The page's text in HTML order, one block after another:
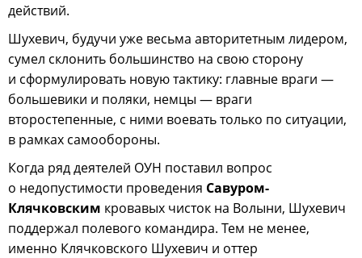
действий.
Шухевич, будучи уже весьма авторитетным лидером,
сумел склонить большинство на свою сторону
и сформулировать новую тактику: главные враги —
большевики и поляки, немцы — враги
второстепенные, с ними воевать только по ситуации,
в рамках самообороны.
Когда ряд деятелей ОУН поставил вопрос
о недопустимости проведения Савуром-
Клячковским кровавых чисток на Волыни, Шухевич
поддержал полевого командира. Тем не менее,
именно Клячковского Шухевич и оттер